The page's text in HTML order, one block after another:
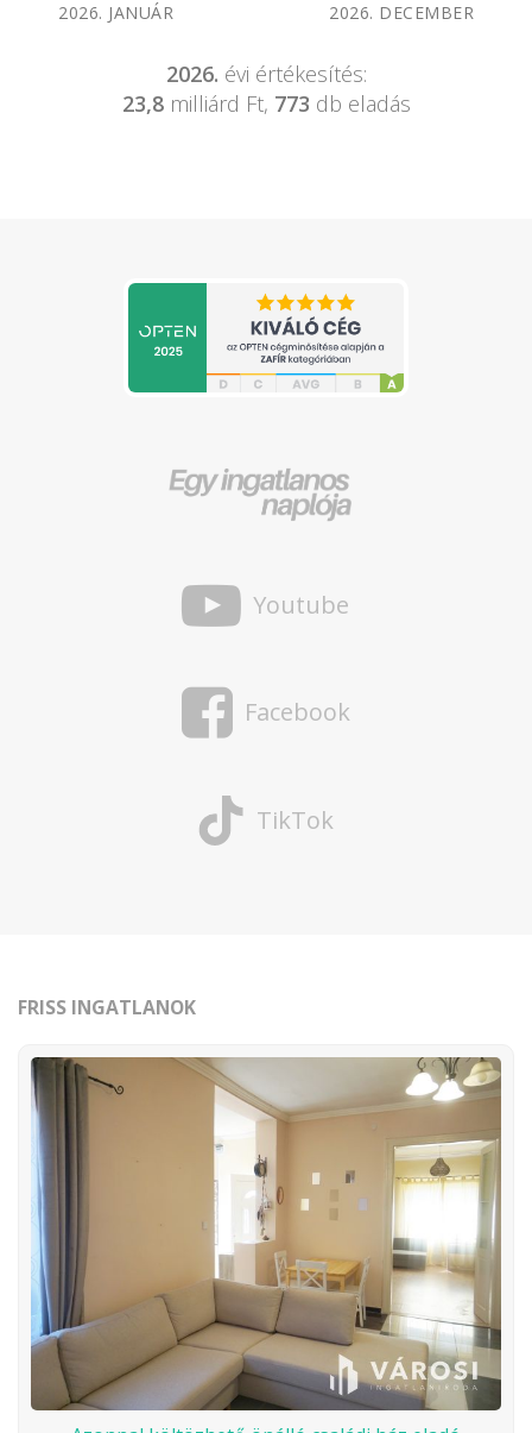
2026. JANUÁR 2026. DECEMBER
2026. évi értékesítés:
23,8milliárd Ft, 773 db eladás
Youtube
Facebook
TikTok
FRISS INGATLANOK